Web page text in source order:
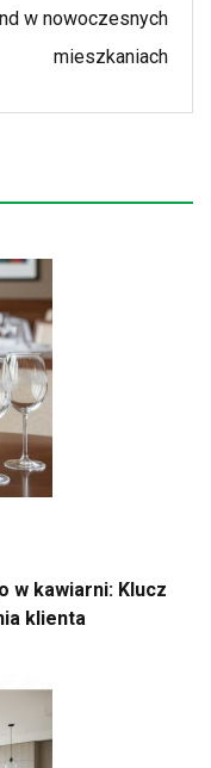
w nowoczesnych
mieszkaniach
w kawiarni: Klucz
klienta